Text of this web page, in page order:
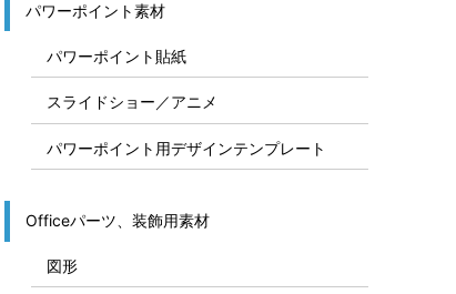
パワーポイント素材
パワーポイント貼紙
スライドショー／アニメ
パワーポイント用デザインテンプレート
Officeパーツ、装飾用素材
図形